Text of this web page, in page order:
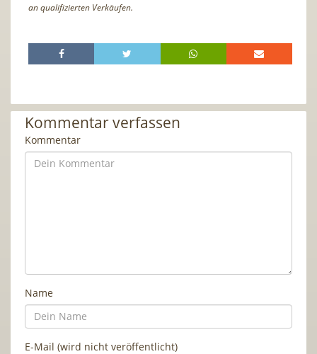
an qualifizierten Verkäufen.
Kommentar verfassen
Kommentar
Name
E-Mail (wird nicht veröffentlicht)